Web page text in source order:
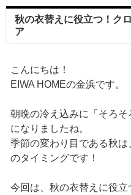
秋の衣替えに役立つ！ク
ア
こんにちは！
EIWA HOMEの金浜です。
朝晩の冷え込みに「そろ
になりましたね。
季節の変わり目である秋
のタイミングです！
今回は、秋の衣替えに役立